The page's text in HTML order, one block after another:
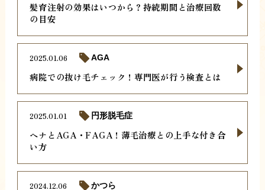
髪育注射の効果はいつから？持続期間と治療回数
の目安
病院での抜け毛チェック！専門医が行う検査とは
2025.01.06 AGA
ヘナとAGA・FAGA！薄毛治療との上手な付き合
い方
2025.01.01 円形脱毛症
2024.12.06 かつら